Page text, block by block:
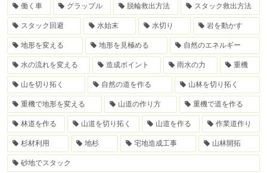
働く車 グラップル 脱輪救出方法 スタック救出方法
スタック回避 水始末 水切り 岩を動かす
地形を変える 地形を見極める 自然のエネルギー
水の流れを変える 造成ポイント 雨水の力 重機
山を切り拓く 自然の道を作る 山林を切り拓く
重機で地形を変える 山道の作り方 重機で道を作る
林道を作る 山道を切り拓く 山道を作る 作業道作り
杉材利用 地杉 宅地造成工事 山林開拓
砂地でスタック